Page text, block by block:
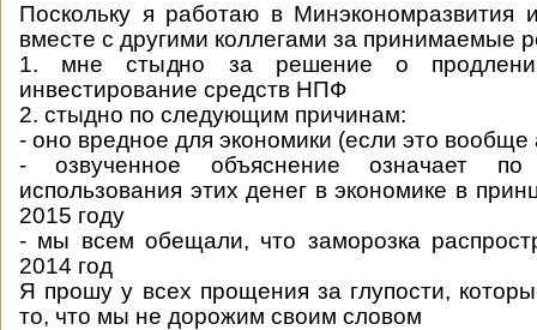
Поскольку я работаю в Минэкономразвития
вместе с другими коллегами за принимаемые
1. мне стыдно за решение о
инвестирование средств НПФ
2. стыдно по следующим причинам:
- оно вредное для экономики (если это вообще
- озвученное объяснение означает
использования этих денег в экономике в
2015 году
- мы всем обещали, что заморозка
2014 год
Я прошу у всех прощения за глупости,
то, что мы не дорожим своим словом